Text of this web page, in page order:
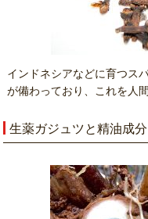
インドネシアなどに育つス
が備わっており、これを人
生薬ガジュツと精油成分